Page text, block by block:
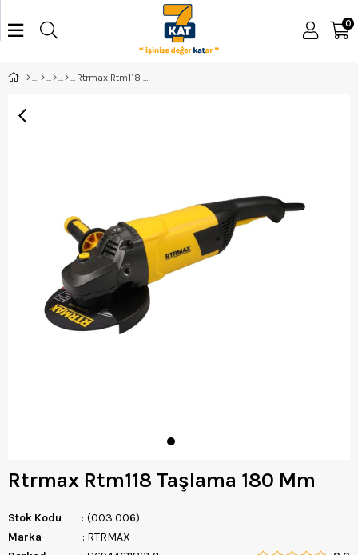
0
Rtrmax Rtm118 Taşlama 180 Mm
Stok Kodu
(003 006)
Marka
: RTRMAX